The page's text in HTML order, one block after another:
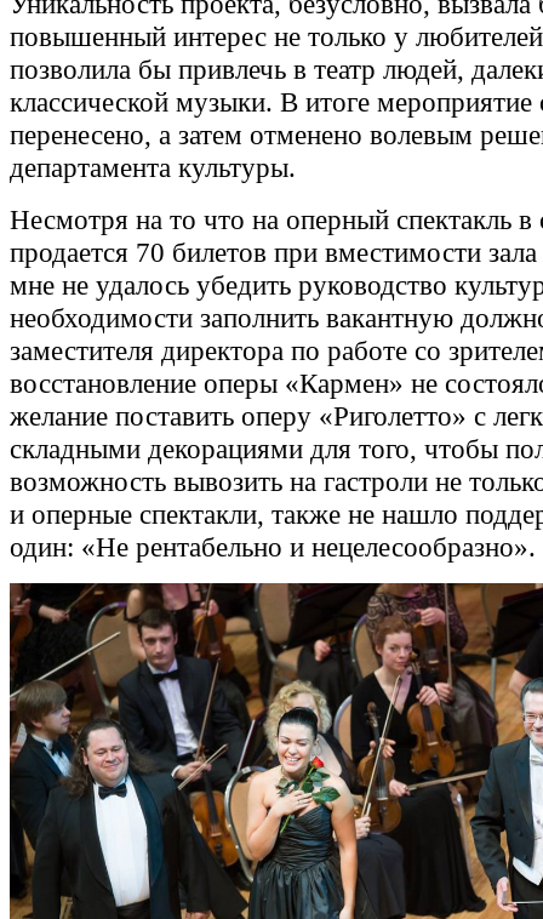
повышенный интерес не только у
позволила бы привлечь в театр людей,
классической музыки. В итоге мероприятие
перенесено, а затем отменено волевым
департамента культуры.
Несмотря на то что на оперный спектакль в
продается 70 билетов при вместимости
мне не удалось убедить руководство
необходимости заполнить вакантную
заместителя директора по работе со
восстановление оперы «Кармен» не
желание поставить оперу «Риголетто» с
складными декорациями для того, чтобы
возможность вывозить на гастроли не
и оперные спектакли, также не нашло
один: «Не рентабельно и нецелесообразно».